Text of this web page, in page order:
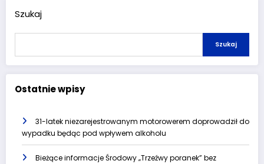
Szukaj
Szukaj
Ostatnie wpisy
31-latek niezarejestrowanym motorowerem doprowadził do
wypadku będąc pod wpływem alkoholu
Bieżące informacje Środowy „Trzeźwy poranek” bez